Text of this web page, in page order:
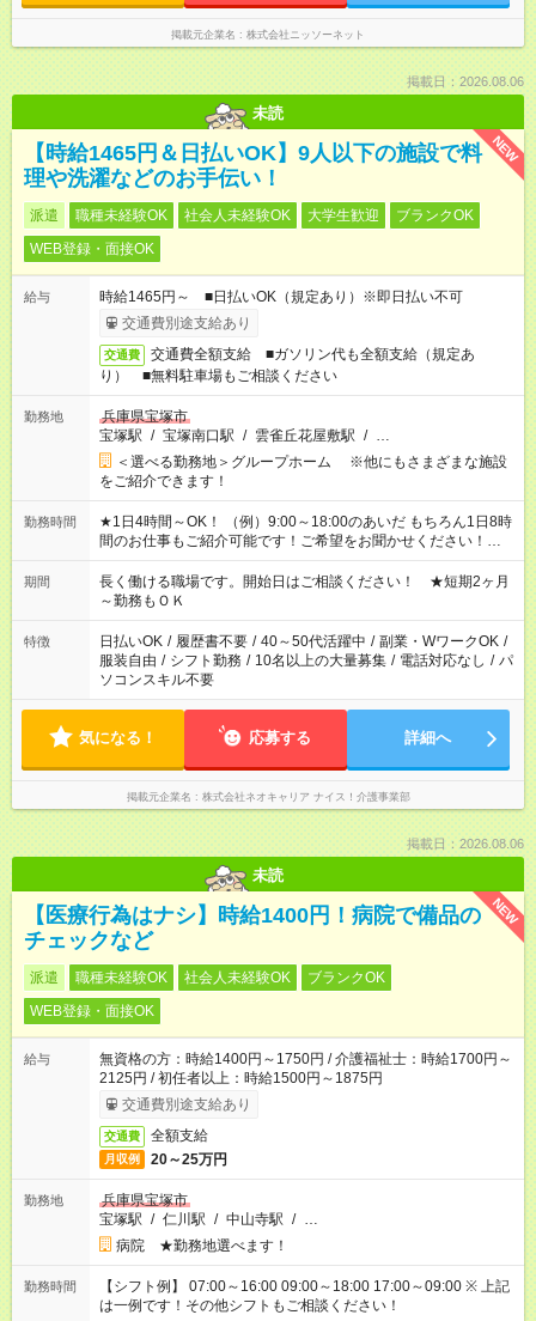
掲載元企業名 株式会社ニッソーネット
掲載日：2026.08.06
未読
NEW
【時給1465円＆日払いOK】9人以下の施設で料
理や洗濯などのお手伝い！
派遣 職種未経験OK 社会人未経験OK 大学生歓迎
ブランクOK
WEB登録・面接OK
給与
時給1465円～ ■日払いOK（規定あり）※即日払い不可
交通費別途支給あり
交通費
交通費全額支給 ■ガソリン代も全額支給（規定あ
り） ■無料駐車場もご相談ください
勤務地
兵庫県宝塚市
宝塚駅 / 宝塚南口駅 / 雲雀丘花屋敷駅 / …
＜選べる勤務地＞グループホーム ※他にもさまざまな施設
をご紹介できます！
勤務時間
★1日4時間～OK！ （例）9:00～18:00のあいだ もちろん1日8時
間のお仕事もご紹介可能です！ご希望をお聞かせください！★家
庭の都合でお休みが必要な場合も遠慮なくご相談ください。 ※
週最低15時間以上の勤務が必要です
期間
長く働ける職場です。開始日はご相談ください！ ★短期2ヶ月
～勤務もＯＫ
特徴 日払いOK / 履歴書不要 / 40～50代活躍中 / 副業・WワークOK /
服装自由 / シフト勤務 / 10名以上の大量募集 / 電話対応なし / パ
ソコンスキル不要
気になる！ 応募する 詳細へ
掲載元企業名 株式会社ネオキャリア ナイス！介護事業部
掲載日：2026.08.06
未読
NEW
【医療行為はナシ】時給1400円！病院で備品の
チェックなど
派遣 職種未経験OK 社会人未経験OK
ブランクOK
WEB登録・面接OK
給与
無資格の方：時給1400円～1750円 / 介護福祉士：時給1700円～
2125円 / 初任者以上：時給1500円～1875円
交通費別途支給あり
交通費 全額支給
月収例 20～25万円
勤務地
兵庫県宝塚市
宝塚駅 / 仁川駅 / 中山寺駅 / …
病院 ★勤務地選べます！
勤務時間
【シフト例】 07:00～16:00 09:00～18:00 17:00～09:00 ※ 上記
は一例です！その他シフトもご相談ください！